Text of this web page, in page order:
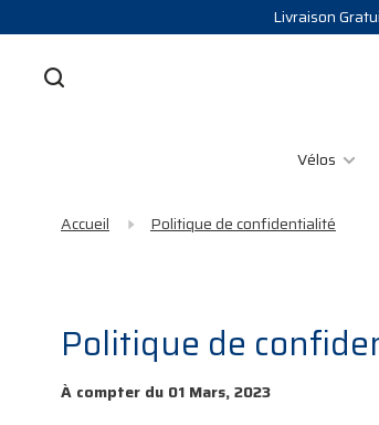
Livraison
Vélos
Accueil Politique de confidentialité
Politique de
À compter du 01 Mars, 2023